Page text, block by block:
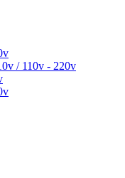
/ 110v - 220v